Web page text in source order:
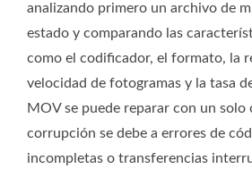
analizando primero un archivo de
estado y comparando las
como el codificador, el formato, la
velocidad de fotogramas y la tasa
MOV se puede reparar con un solo
corrupción se debe a errores de
incompletas o transferencias